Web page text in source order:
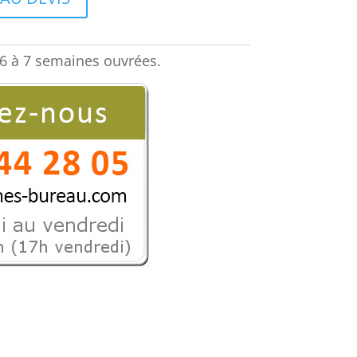
est :
6 à 7 semaines ouvrées.